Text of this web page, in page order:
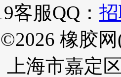
客服QQ：
橡胶
上海市嘉定